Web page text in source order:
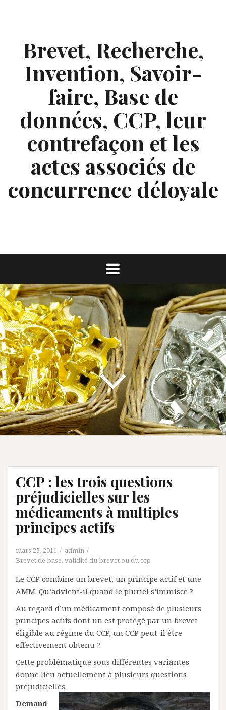
Brevet, Recherche,
Invention, Savoir-
faire, Base de
données, CCP, leur
contrefaçon et les
actes associés de
concurrence déloyale
CCP : les trois questions
préjudicielles sur les
médicaments à multiples
principes actifs
mars 23, 2011
admin
Brevet de base, validité du brevet ou du ccp
Le CCP combine un brevet, un principe actif et une
AMM. Qu’advient-il quand le pluriel s’immisce ?
Au regard d’un médicament composé de plusieurs
principes actifs dont un est protégé par un brevet
éligible au régime du CCP, un CCP peut-il être
effectivement obtenu ?
Cette problématique sous différentes variantes
donne lieu actuellement à plusieurs questions
préjudicielles.
Demand